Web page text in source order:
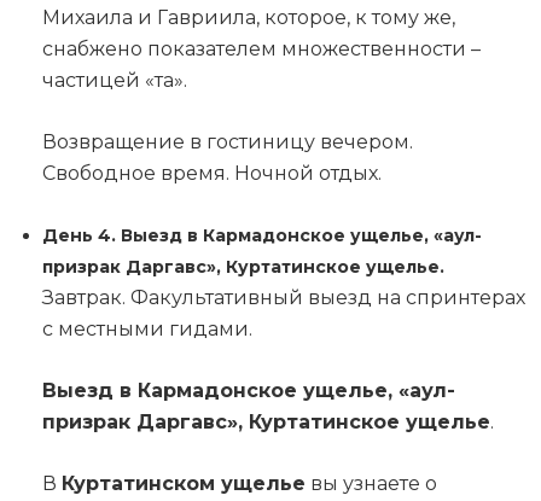
Михаила и Гавриила, которое, к тому же,
снабжено показателем множественности –
частицей «та».
Возвращение в гостиницу вечером.
Свободное время. Ночной отдых.
День 4. Выезд в Кармадонское ущелье, «аул-
призрак Даргавс», Куртатинское ущелье.
Завтрак. Факультативный выезд на спринтерах
с местными гидами.
Выезд в Кармадонское ущелье, «аул-
призрак Даргавс», Куртатинское ущелье.
В Куртатинском ущелье вы узнаете о